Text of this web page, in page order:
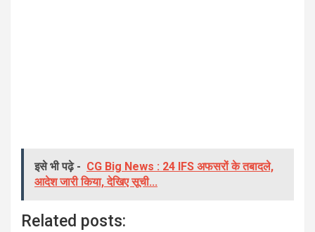
इसे भी पढ़े - CG Big News : 24 IFS अफसरों के तबादले,
आदेश जारी किया, देखिए सूची...
Related posts: